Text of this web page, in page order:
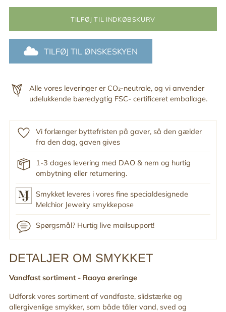
TILFØJ TIL INDKØBSKURV
TILFØJ TIL ØNSKESKYEN
Alle vores leveringer er CO₂-neutrale, og vi anvender
udelukkende bæredygtig FSC- certificeret emballage.
Vi forlænger byttefristen på gaver, så den gælder
fra den dag, gaven gives
1-3 dages levering med DAO & nem og hurtig
ombytning eller returnering.
Smykket leveres i vores fine specialdesignede
Melchior Jewelry smykkepose
Spørgsmål? Hurtig live mailsupport!
Tilføj
til
din
indkøbskurv
DETALJER OM SMYKKET
Vandfast sortiment - Raaya øreringe
Udforsk vores sortiment af vandfaste, slidstærke og
allergivenlige smykker, som både tåler vand, sved og